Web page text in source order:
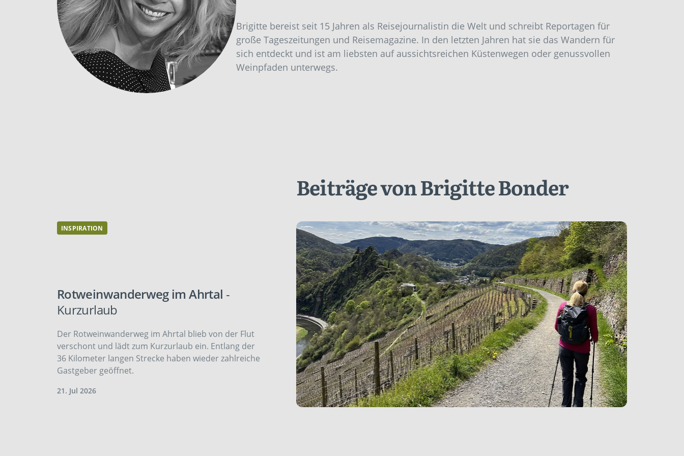
Brigitte bereist seit 15 Jahren als Reisejournalistin die Welt und schreibt Reportagen für
große Tageszeitungen und Reisemagazine. In den letzten Jahren hat sie das Wandern für
sich entdeckt und ist am liebsten auf aussichtsreichen Küstenwegen oder genussvollen
Weinpfaden unterwegs.
Beiträge von Brigitte Bonder
INSPIRATION
Rotweinwanderweg im Ahrtal -
Kurzurlaub
Der Rotweinwanderweg im Ahrtal blieb von der Flut
verschont und lädt zum Kurzurlaub ein. Entlang der
36 Kilometer langen Strecke haben wieder zahlreiche
Gastgeber geöffnet.
21. Jul 2026